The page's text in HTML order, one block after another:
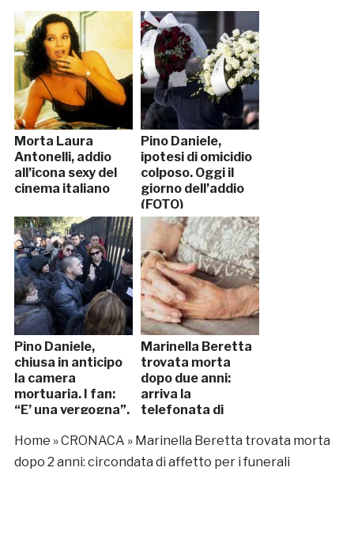
Morta Laura
Antonelli, addio
all’icona sexy del
cinema italiano
Pino Daniele,
ipotesi di omicidio
colposo. Oggi il
giorno dell’addio
(FOTO)
Pino Daniele,
chiusa in anticipo
la camera
mortuaria. I fan:
“E’ una vergogna”.
Marinella Beretta
trovata morta
dopo due anni:
arriva la
telefonata di
Home »CRONACA » Marinella Beretta trovata morta
dopo 2 anni: circondata di affetto per i funerali